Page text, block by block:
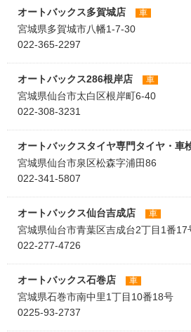
オートバックス多賀城店 車
宮城県多賀城市八幡1-7-30
022-365-2297
オートバックス286根岸店 車
宮城県仙台市太白区根岸町6-40
022-308-3231
オートバックスタイヤ専門タイヤ・車
宮城県仙台市泉区松森字浦田86
022-341-5807
オートバックス仙台吉成店 車
宮城県仙台市青葉区吉成台2丁目1番17
022-277-4726
オートバックス石巻店 車
宮城県石巻市南中里1丁目10番18号
0225-93-2737